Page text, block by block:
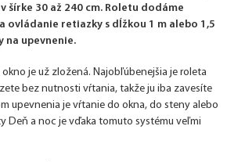
šírke 30 až 240 cm. Roletu dodáme
ovládanie retiazky s dĺžkou 1 m alebo 1,5
na upevnenie.
je už zložená. Najobľúbenejšia je roleta
bez nutnosti vŕtania, takže ju iba zavesíte
upevnenia je vŕtanie do okna, do steny alebo
Deň a noc je vďaka tomuto systému veľmi